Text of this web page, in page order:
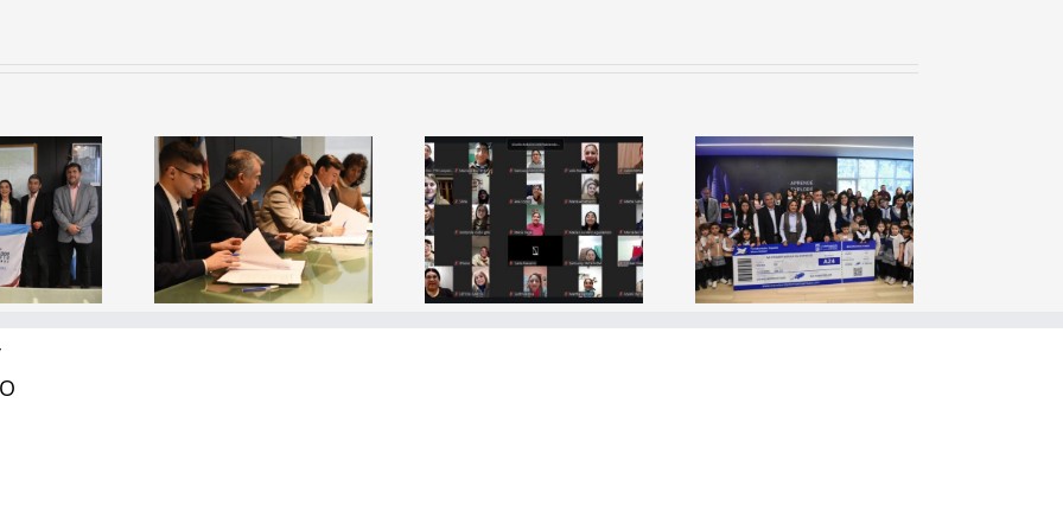
El
de
y el
consolidan
con
Capacitación
Docente
“¿Cómo se
aprende a leer?”
Inauguración
del simulador
espacial «Mama
Antula I»